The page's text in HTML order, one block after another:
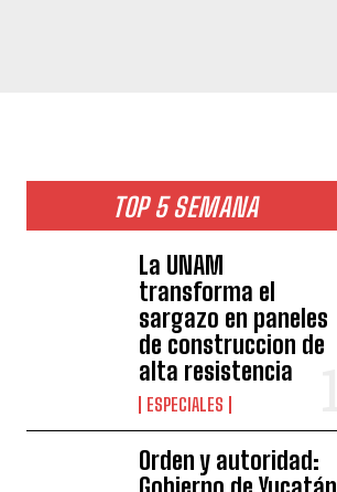
TOP 5 SEMANA
La UNAM
transforma el
sargazo en paneles
de construccion de
alta resistencia
ESPECIALES
Orden y autoridad: